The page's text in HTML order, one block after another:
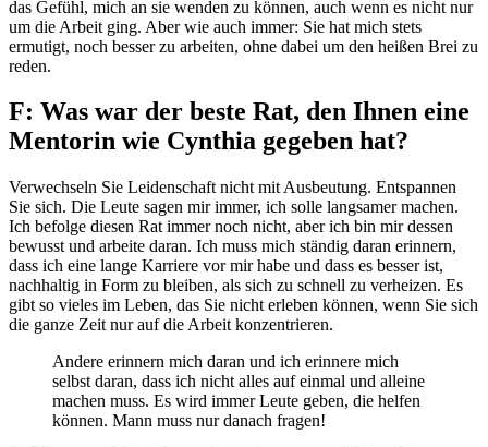
das Gefühl, mich an sie wenden zu können, auch wenn es nicht nur
um die Arbeit ging. Aber wie auch immer: Sie hat mich stets
ermutigt, noch besser zu arbeiten, ohne dabei um den heißen Brei zu
reden.
F: Was war der beste Rat, den Ihnen eine
Mentorin wie Cynthia gegeben hat?
Verwechseln Sie Leidenschaft nicht mit Ausbeutung. Entspannen
Sie sich. Die Leute sagen mir immer, ich solle langsamer machen.
Ich befolge diesen Rat immer noch nicht, aber ich bin mir dessen
bewusst und arbeite daran. Ich muss mich ständig daran erinnern,
dass ich eine lange Karriere vor mir habe und dass es besser ist,
nachhaltig in Form zu bleiben, als sich zu schnell zu verheizen. Es
gibt so vieles im Leben, das Sie nicht erleben können, wenn Sie sich
die ganze Zeit nur auf die Arbeit konzentrieren.
Andere erinnern mich daran und ich erinnere mich
selbst daran, dass ich nicht alles auf einmal und alleine
machen muss. Es wird immer Leute geben, die helfen
können. Mann muss nur danach fragen!